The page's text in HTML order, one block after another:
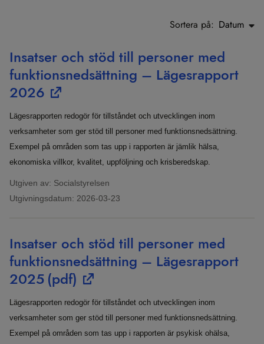
Sortera på: Datum
Insatser och stöd till personer med
funktionsnedsättning – Lägesrapport
2026
Lägesrapporten redogör för tillståndet och utvecklingen inom
verksamheter som ger stöd till personer med funktionsnedsättning.
Exempel på områden som tas upp i rapporten är jämlik hälsa,
ekonomiska villkor, kvalitet, uppföljning och krisberedskap.
Utgiven av: Socialstyrelsen
Utgivningsdatum: 2026-03-23
Insatser och stöd till personer med
funktionsnedsättning – Lägesrapport
2025 (pdf)
Lägesrapporten redogör för tillståndet och utvecklingen inom
verksamheter som ger stöd till personer med funktionsnedsättning.
Exempel på områden som tas upp i rapporten är psykisk ohälsa,